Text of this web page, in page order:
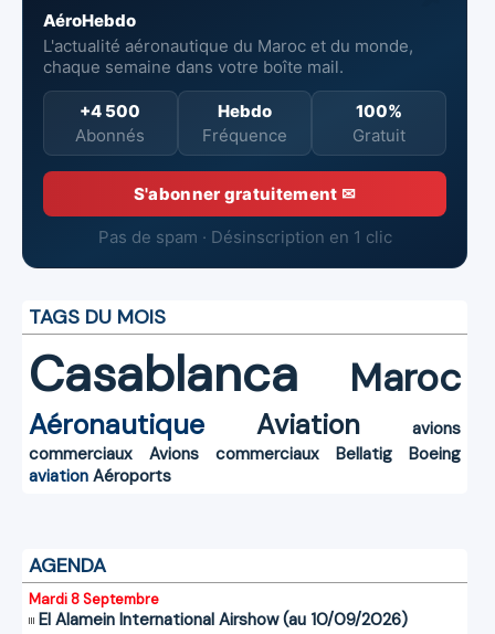
AéroHebdo
L'actualité aéronautique du Maroc et du monde,
chaque semaine dans votre boîte mail.
+4 500
Abonnés
Hebdo
Fréquence
100%
Gratuit
S'abonner gratuitement ✉
Pas de spam · Désinscription en 1 clic
TAGS DU MOIS
Casablanca Maroc
Aéronautique Aviation
avions
commerciaux
Avions commerciaux Bellatig
Boeing
aviation Aéroports
AGENDA
Mardi 8 Septembre
El Alamein International Airshow (au 10/09/2026)